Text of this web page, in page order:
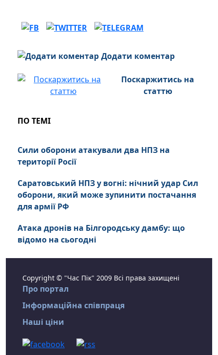
Додати коментар
Поскаржитись на
статтю
ПО ТЕМІ
Сили оборони атакували два НПЗ на
території Росії
Саратовський НПЗ у вогні: нічний удар Сил
оборони, який може зупинити постачання
для армії РФ
Атака дронів на Білгородську дамбу: що
відомо на сьогодні
Copyright © "Час Пік" 2009 Всі права захищені
Про портал
Інформаційна співпраця
Наші ціни